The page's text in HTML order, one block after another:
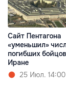
Cайт Пентагона
«уменьшил»
погибших
Иране
25 Июл. 14:00